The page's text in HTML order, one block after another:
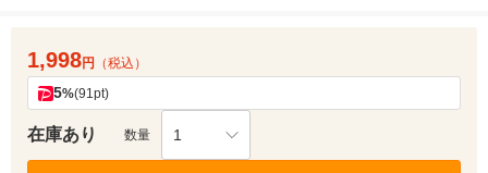
1,998円 （税込）
5%(91pt)
在庫あり 数量 1